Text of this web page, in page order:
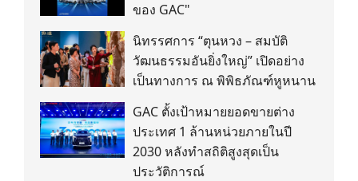
ของ GAC"
นิทรรศการ “ตุนหวง – สมบัติ
วัฒนธรรมอันยิ่งใหญ่” เปิดอย่าง
เป็นทางการ ณ พิพิธภัณฑ์หูหนาน
GAC ตั้งเป้าหมายยอดขายต่าง
ประเทศ 1 ล้านหน่วยภายในปี
2030 หลังทำสถิติสูงสุดเป็น
ประวัติการณ์